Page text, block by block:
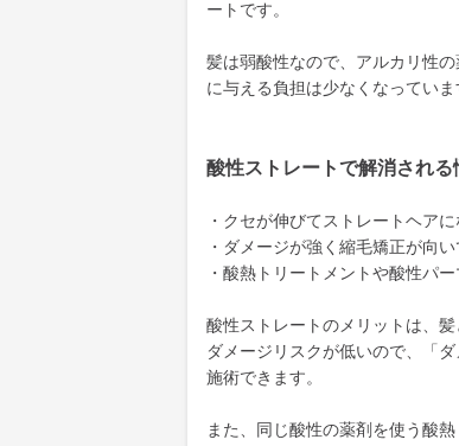
ートです。
髪は弱酸性なので、アルカリ性
に与える負担は少なくなっていま
酸性ストレートで解消され
・クセが伸びてストレートヘアに
・ダメージが強く縮毛矯正が向
・酸熱トリートメントや酸性パ
酸性ストレートのメリットは、
ダメージリスクが低いので、「
施術できます。
また、同じ酸性の薬剤を使う酸